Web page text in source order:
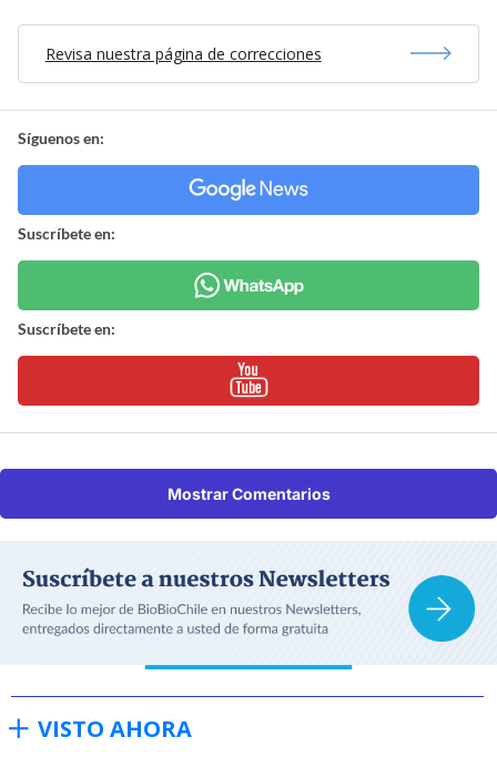
Revisa nuestra página de correcciones
Síguenos en:
Suscríbete en:
Suscríbete en:
Mostrar Comentarios
VISTO AHORA